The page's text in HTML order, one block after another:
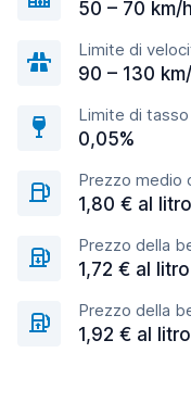
50 – 70 km/
Limite di
90 – 130
Limite di
0,05%
Prezzo medio
1,80 € al
Prezzo della
1,72 € al
Prezzo della
1,92 € al